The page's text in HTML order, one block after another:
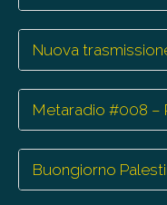
Nuova
Metaradio #008 –
Buongiorno